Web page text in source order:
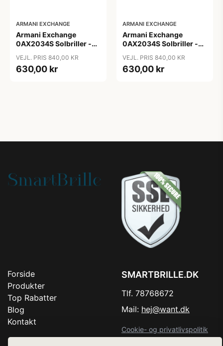
ARMANI EXCHANGE
Armani Exchange
0AX2034S Solbriller -
VEJL. PRIS 840,00 KR
630,00 kr
ARMANI EXCHANGE
Armani Exchange
0AX2034S Solbriller -
VEJL. PRIS 840,00 KR
630,00 kr
Forside
Produkter
Top Rabatter
Blog
Kontakt
SMARTBRILLE.DK
Tlf. 78768672
Mail: hej@want.dk
Cookie- og privatlivspolitik